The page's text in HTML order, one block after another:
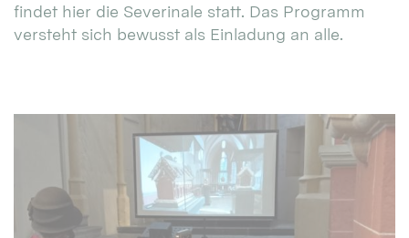
findet hier die Severinale statt. Das Programm
versteht sich bewusst als Einladung an alle.